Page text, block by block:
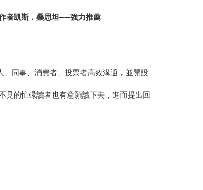
者凱斯．桑思坦──強力推薦
同事、消費者、投票者高效溝通，並開設
見的忙碌讀者也有意願讀下去，進而提出回